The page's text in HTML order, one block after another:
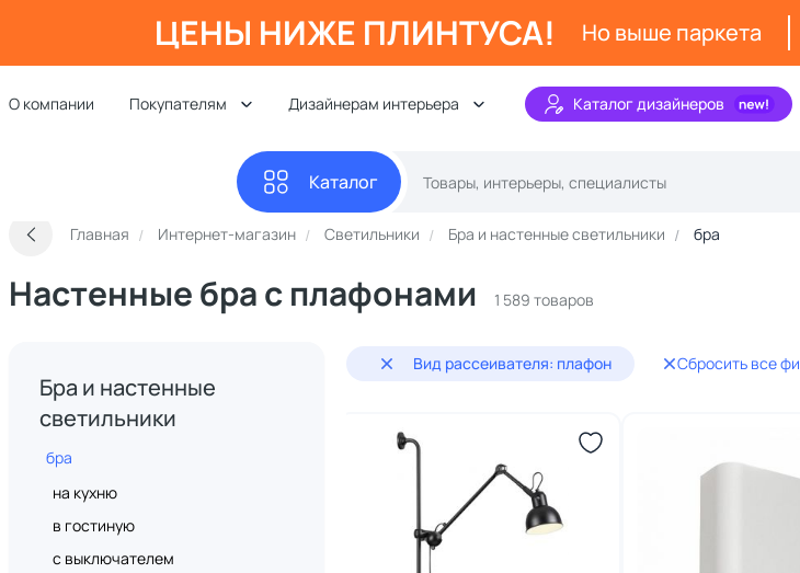
ЦЕНЫ НИЖЕ ПЛИНТУСА! Но выше паркета
О компании Покупателям Дизайнерам интерьера Каталог дизайнеров
Каталог
Главная Интернет-магазин Светильники Бра и настенные светильники бра
Настенные бра с плафонами 1 589 товаров
Бра и настенные
светильники
бра
на кухню
в гостиную
с выключателем
Вид рассеивателя: плафон Сбросить все